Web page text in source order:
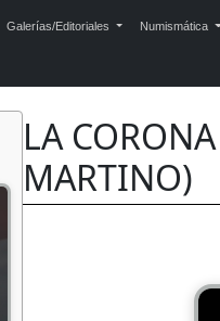
Galerías/Editoriales Numismática
LA
MARTINO)